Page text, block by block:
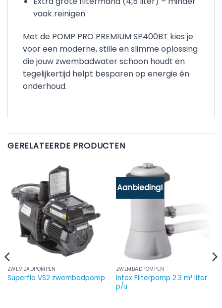
vaak reinigen
Met de POMP PRO PREMIUM SP400BT kies je
voor een moderne, stille en slimme oplossing
die jouw zwembadwater schoon houdt en
tegelijkertijd helpt besparen op energie én
onderhoud.
GERELATEERDE PRODUCTEN
ZWEMBADPOMPEN
Superflo VS2 zwembadpomp
Aanbieding!
ZWEMBADPOMPEN
Intex Filterpomp 2.3 m³ liter
p/u